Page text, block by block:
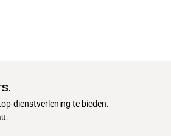
dienstverlening te bieden.